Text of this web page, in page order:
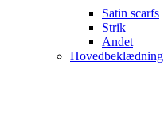
Satin scarfs
Strik
Andet
Hovedbeklædning